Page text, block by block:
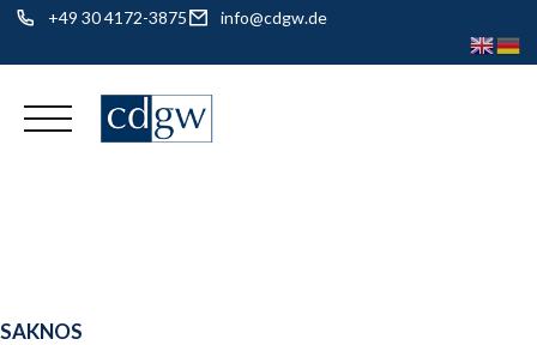
+49 30 4172-3875 info@cdgw.de
SAKNOS